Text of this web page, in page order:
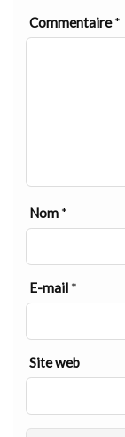
Commentaire*
Nom *
E-mail *
Site web